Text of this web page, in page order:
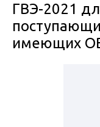
ГВЭ-2021
имеющих